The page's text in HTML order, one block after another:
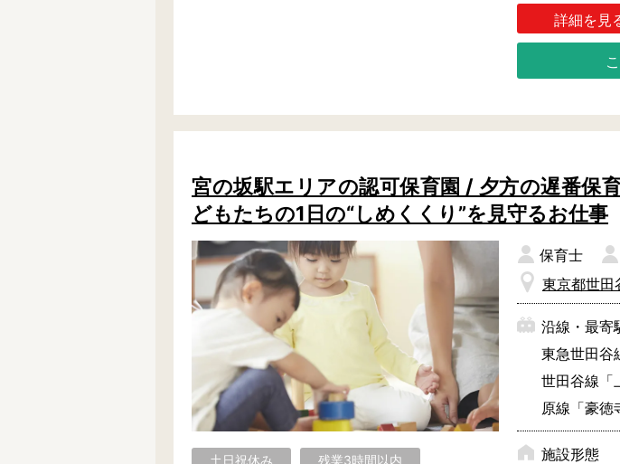
少しでも気
さいね。
詳細を見
宮の坂駅エリアの認可保育園 / 夕方の遅番保
どもたちの1日の“しめくくり”を見守るお仕事
土日祝休み 残業3時間以内
保育士
東京都世田
沿線・最寄
東急世田
世田谷線
原線「豪
施設形態